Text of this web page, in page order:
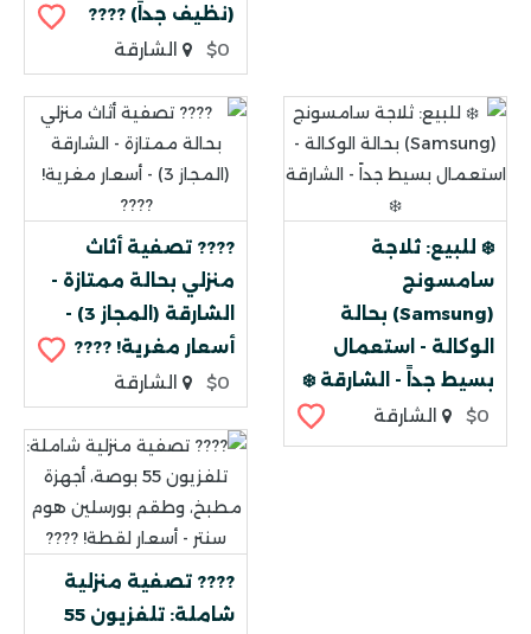
(نظيف جداً) ????
$0
الشارقة
❄️ للبيع: ثلاجة
سامسونج
(Samsung) بحالة
الوكالة - استعمال
بسيط جداً - الشارقة ❄️
$0
الشارقة
???? تصفية أثاث
منزلي بحالة ممتازة -
الشارقة (المجاز 3) -
أسعار مغرية! ????
$0
الشارقة
???? تصفية منزلية
شاملة: تلفزيون 55